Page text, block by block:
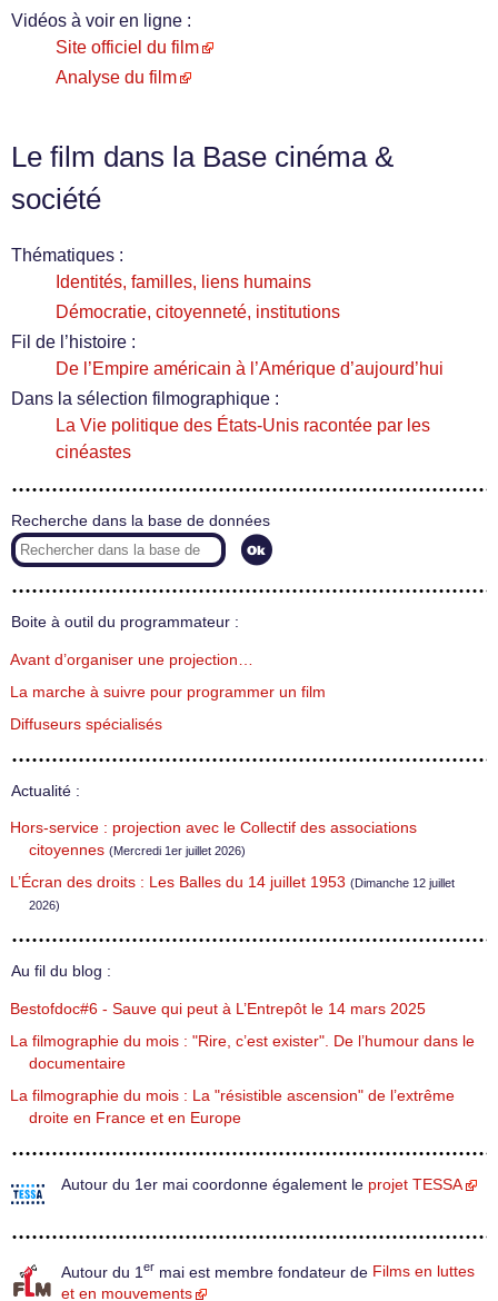
Vidéos à voir en ligne :
Site officiel du film
Analyse du film
Le film dans la Base cinéma &
société
Thématiques :
Identités, familles, liens humains
Démocratie, citoyenneté, institutions
Fil de l’histoire :
De l’Empire américain à l’Amérique d’aujourd’hui
Dans la sélection filmographique :
La Vie politique des États-Unis racontée par les
cinéastes
Recherche dans la base de données
Boite à outil du programmateur :
Avant d’organiser une projection…
La marche à suivre pour programmer un film
Diffuseurs spécialisés
Actualité :
Hors-service : projection avec le Collectif des associations
citoyennes (Mercredi 1er juillet 2026)
L’Écran des droits : Les Balles du 14 juillet 1953 (Dimanche 12 juillet
2026)
Au fil du blog :
Bestofdoc#6 - Sauve qui peut à L’Entrepôt le 14 mars 2025
La filmographie du mois : "Rire, c’est exister". De l’humour dans le
documentaire
La filmographie du mois : La "résistible ascension" de l’extrême
droite en France et en Europe
Autour du 1er mai coordonne également le projet TESSA
Autour du 1 er mai est membre fondateur de Films en luttes
et en mouvements